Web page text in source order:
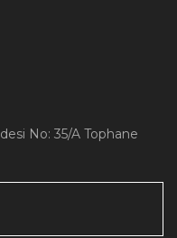
No: 35/A Tophane